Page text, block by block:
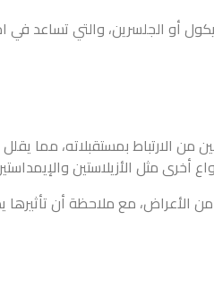
أو الجلسرين، والتي تساعد
الارتباط بمستقبلاته، مما
أخرى مثل الأزيلاستين
من الأعراض، مع ملاحظة أن